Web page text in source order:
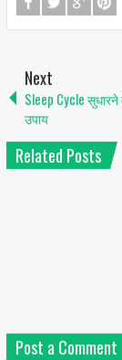
Next
Sleep Cycle
उपाय
Related Posts
Post a Comment